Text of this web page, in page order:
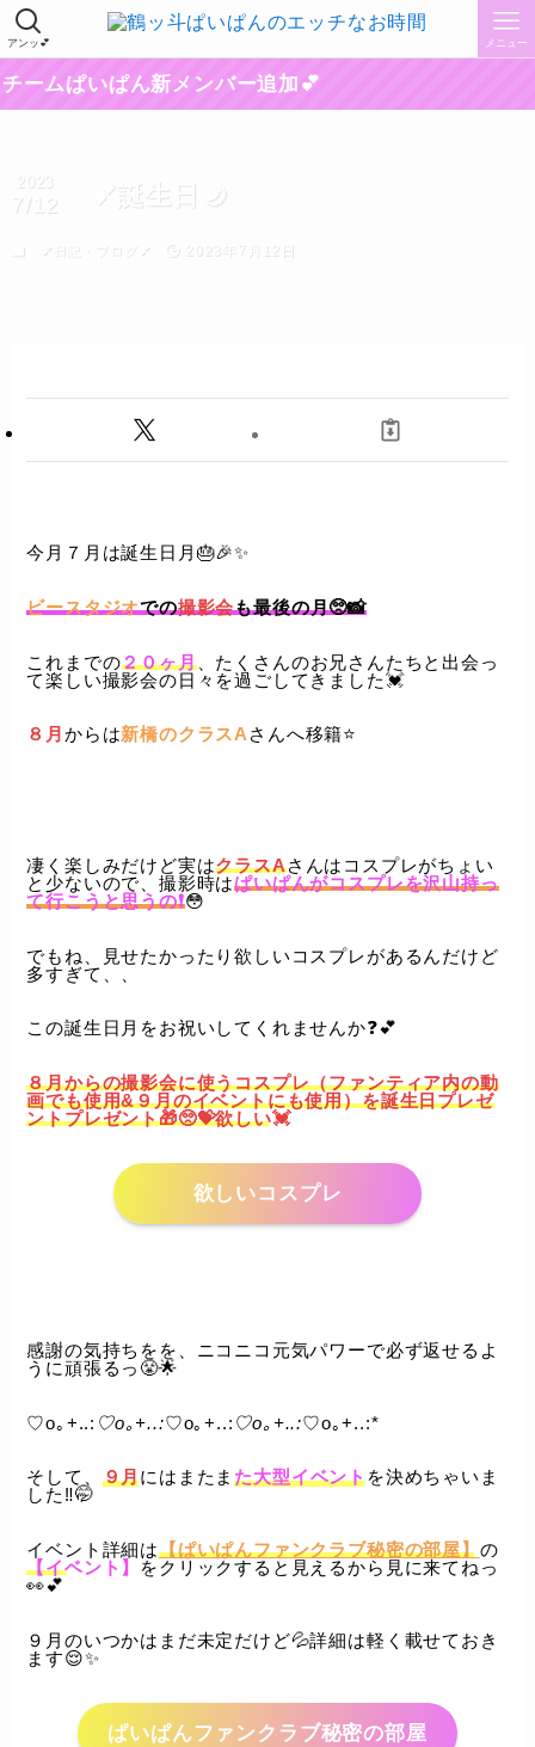
アンッ💕 メニュー
ムぱいぱん新メンバー追加💕
💕誕生日🌙
2023
7/12
💕日記・ブログ💕 2023年7月12日
今月７月は誕生日月🎂🎉✨️
ビースタジオでの撮影会も最後の月🥺📸
これまでの２０ヶ月、たくさんのお兄さんたちと出会っ
て楽しい撮影会の日々を過ごしてきました💓
８月からは新橋のクラスA さんへ移籍⭐️
凄く楽しみだけど実はクラスAさんはコスプレがちょい
と少ないので、撮影時はぱいぱんがコスプレを沢山持っ
て行こうと思うの❗️😳
でもね、見せたかったり欲しいコスプレがあるんだけど
多すぎて、、
この誕生日月をお祝いしてくれませんか❓💕
８月からの撮影会に使うコスプレ（ファンティア内の動
画でも使用&９月のイベントにも使用）を誕生日プレゼ
ントプレゼント🎁🥺💝欲しい💓
欲しいコスプレ
感謝の気持ちをを、ニコニコ元気パワーで必ず返せるよ
うに頑張るっ😤🌟
♡o｡+..: ♡o｡+..:♡o｡+..: ♡o｡+..:♡o｡+..:*
そして、 ９月にはまたまた大型イベントを決めちゃいま
した‼️🤭
イベント詳細は【ぱいぱんファンクラブ秘密の部屋】 の
【イベント】
をクリックすると見えるから見に来てねっ
👀💕
９月のいつかはまだ未定だけど💦詳細は軽く載せておき
ます😌✨️
ぱいぱんファンクラブ秘密の部屋